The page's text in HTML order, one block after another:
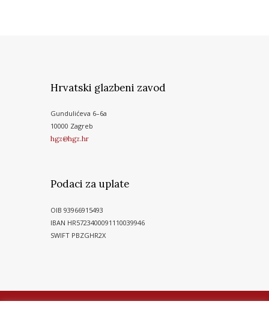
Hrvatski glazbeni zavod
Gundulićeva 6–6a
10000 Zagreb
hgz@hgz.hr
Podaci za uplate
OIB 93966915493
IBAN HR5723400091110039946
SWIFT PBZGHR2X